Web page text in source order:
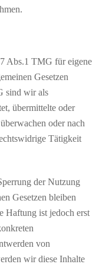
Abs.1 TMG für eigene
Gesetzen
sind wir als
übermittelte oder
oder nach
Tätigkeit
der Nutzung
Gesetzen bleiben
Haftung ist jedoch erst
von
wir diese Inhalte